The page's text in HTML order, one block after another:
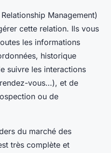
Management)
cette relation. Ils vous
les informations
historique
suivre les interactions
vous…), et de
ou de
du marché des
très complète et